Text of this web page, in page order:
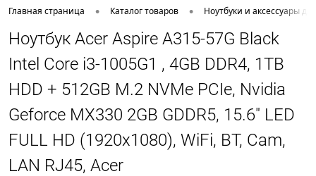
Главная страница • Каталог товаров • Ноутбуки и аксессуары
Ноутбук Acer Aspire A315-57G Black
Intel Core i3-1005G1 , 4GB DDR4, 1TB
HDD + 512GB M.2 NVMe PCIe, Nvidia
Geforce MX330 2GB GDDR5, 15.6" LED
FULL HD (1920x1080), WiFi, BT, Cam,
LAN RJ45, Acer